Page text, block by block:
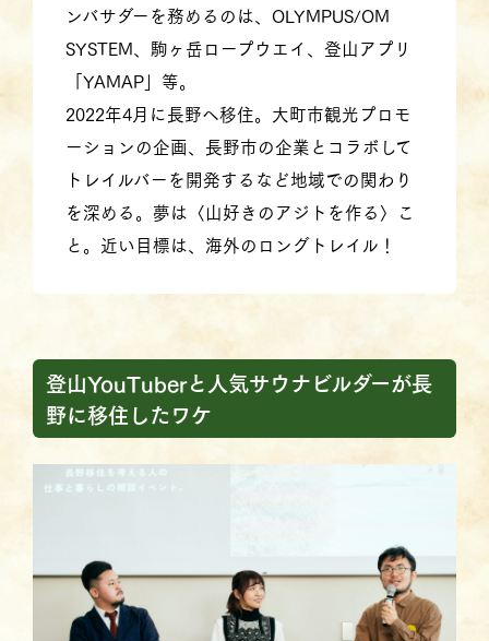
ンバサダーを務めるのは、OLYMPUS/OM
SYSTEM、駒ヶ岳ロープウエイ、登山アプリ
「YAMAP」等。
2022年4月に長野へ移住。大町市観光プロモ
ーションの企画、長野市の企業とコラボして
トレイルバーを開発するなど地域での関わり
を深める。夢は〈山好きのアジトを作る〉こ
と。近い目標は、海外のロングトレイル！
登山YouTuberと人気サウナビルダーが長
野に移住したワケ